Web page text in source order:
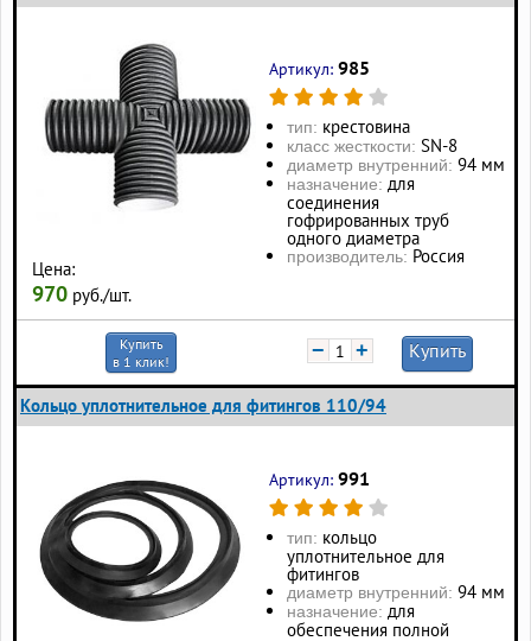
Цена:
970 руб./шт.
Артикул: 985
тип: крестовина
класс жесткости: SN-8
диаметр внутренний: 94 мм
назначение: для
соединения
гофрированных труб
одного диаметра
производитель: Россия
Купить
в 1 клик!
− + Купить
Кольцо уплотнительное для фитингов 110/94
Артикул: 991
тип: кольцо
уплотнительное для
фитингов
диаметр внутренний: 94 мм
назначение: для
обеспечения полной